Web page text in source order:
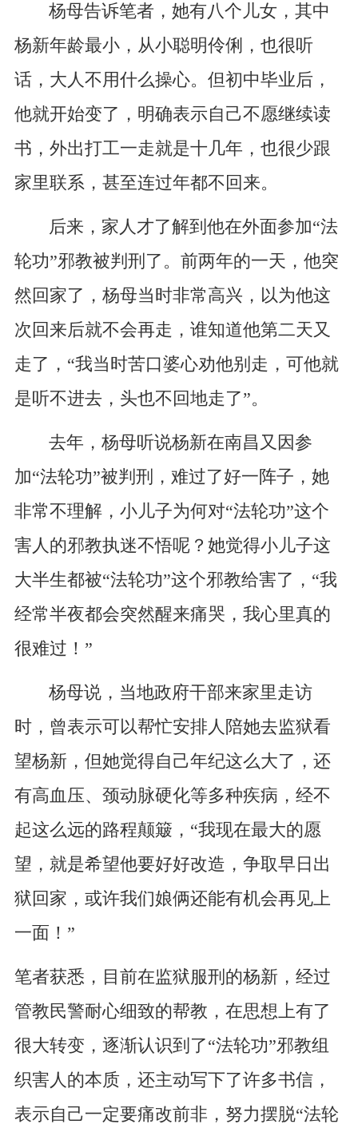
杨母告诉笔者，她有八个儿女，其中
杨新年龄最小，从小聪明伶俐，也很听
话，大人不用什么操心。但初中毕业后，
他就开始变了，明确表示自己不愿继续读
书，外出打工一走就是十几年，也很少跟
家里联系，甚至连过年都不回来。
后来，家人才了解到他在外面参加“法
轮功”邪教被判刑了。前两年的一天，他突
然回家了，杨母当时非常高兴，以为他这
次回来后就不会再走，谁知道他第二天又
走了，“我当时苦口婆心劝他别走，可他就
是听不进去，头也不回地走了”。
去年，杨母听说杨新在南昌又因参
加“法轮功”被判刑，难过了好一阵子，她
非常不理解，小儿子为何对“法轮功”这个
害人的邪教执迷不悟呢？她觉得小儿子这
大半生都被“法轮功”这个邪教给害了，“我
经常半夜都会突然醒来痛哭，我心里真的
很难过！”
杨母说，当地政府干部来家里走访
时，曾表示可以帮忙安排人陪她去监狱看
望杨新，但她觉得自己年纪这么大了，还
有高血压、颈动脉硬化等多种疾病，经不
起这么远的路程颠簸，“我现在最大的愿
望，就是希望他要好好改造，争取早日出
狱回家，或许我们娘俩还能有机会再见上
一面！”
笔者获悉，目前在监狱服刑的杨新，经过
管教民警耐心细致的帮教，在思想上有了
很大转变，逐渐认识到了“法轮功”邪教组
织害人的本质，还主动写下了许多书信，
表示自己一定要痛改前非，努力摆脱“法轮